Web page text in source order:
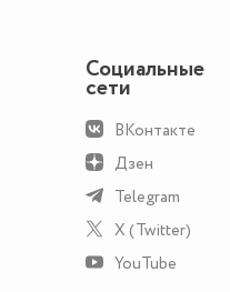
Социальные
сети
ВКонтакте
Дзен
Telegram
X (Twitter)
YouTube